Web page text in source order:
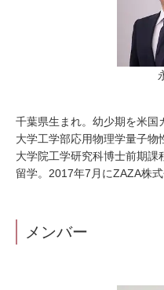
千葉県生まれ。幼少期を米国
大学工学部応用物理学量子
大学院工学研究科博士前期
留学。2017年7月にZAZA株
メンバー